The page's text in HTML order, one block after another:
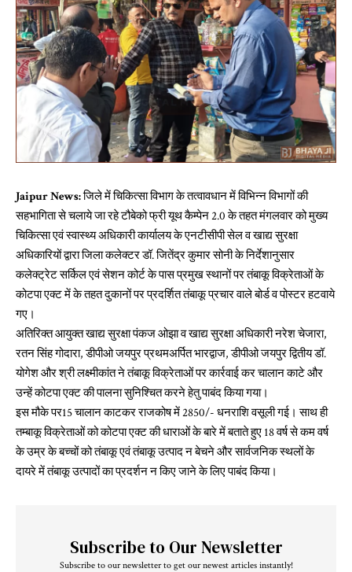
Jaipur News:जिले में चिकित्सा विभाग के तत्वावधान में विभिन्न विभागों की
सहभागिता से चलाये जा रहे टौबेको फ्री यूथ कैम्पेन 2.0 के तहत मंगलवार को मुख्य
चिकित्सा एवं स्वास्थ्य अधिकारी कार्यालय के एनटीसीपी सेल व खाद्य सुरक्षा
अधिकारियों द्वारा जिला कलेक्टर डॉ. जितेंद्र कुमार सोनी के निर्देशानुसार
कलेक्ट्रेट सर्किल एवं सेशन कोर्ट के पास प्रमुख स्थानों पर तंबाकू विक्रेताओं के
कोटपा एक्ट में के तहत दुकानों पर प्रदर्शित तंबाकू प्रचार वाले बोर्ड व पोस्टर हटवाये
गए।
अतिरिक्त आयुक्त खाद्य सुरक्षा पंकज ओझा व खाद्य सुरक्षा अधिकारी नरेश चेजारा,
रतन सिंह गोदारा, डीपीओ जयपुर प्रथमअर्पित भारद्वाज, डीपीओ जयपुर द्वितीय डॉ.
योगेश और श्री लक्ष्मीकांत ने तंबाकू विक्रेताओं पर कार्रवाई कर चालान काटे और
उन्हें कोटपा एक्ट की पालना सुनिश्चित करने हेतु पाबंद किया गया।
इस मौके पर15 चालान काटकर राजकोष में 2850/- धनराशि वसूली गई। साथ ही
तम्बाकू विक्रेताओं को कोटपा एक्ट की धाराओं के बारे में बताते हुए 18 वर्ष से कम वर्ष
के उम्र के बच्चों को तंबाकू एवं तंबाकू उत्पाद न बेचने और सार्वजनिक स्थलों के
दायरे में तंबाकू उत्पादों का प्रदर्शन न किए जाने के लिए पाबंद किया।
Subscribe to Our Newsletter
Subscribe to our newsletter to get our newest articles instantly!